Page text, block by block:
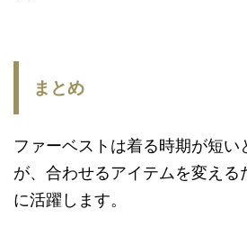
まとめ
ファーベストは着る時期が短い
が、合わせるアイテムを変え
に活躍します。